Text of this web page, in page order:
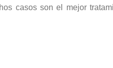
casos son el mejor